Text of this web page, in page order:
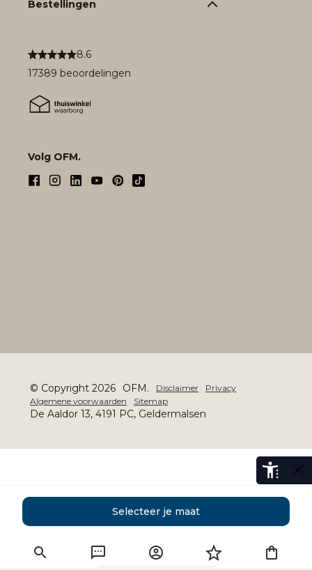
Selecteer je maat
8.6
17389 beoordelingen
Volg OFM.
Bestellingen
© Copyright 2026 OFM. Disclaimer
Privacy
Algemene voorwaarden
Sitemap
De Aaldor 13, 4191 PC, Geldermalsen